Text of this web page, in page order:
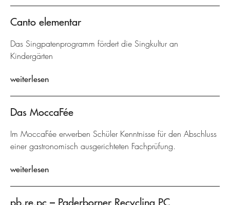
Canto elementar
Das Singpatenprogramm fördert die Singkultur an
Kindergärten
weiterlesen
Das MoccaFée
Im MoccaFée erwerben Schüler Kenntnisse für den Abschluss
einer gastronomisch ausgerichteten Fachprüfung.
weiterlesen
pb.re.pc – Paderborner Recycling PC